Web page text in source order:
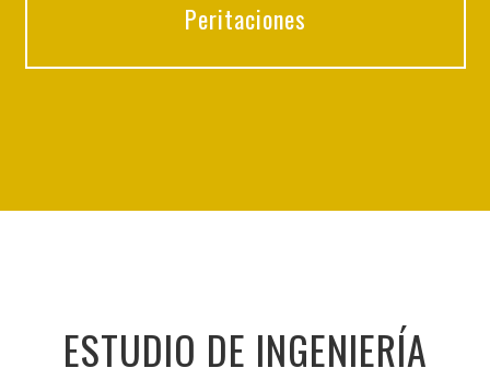
Peritaciones
ESTUDIO DE INGENIERÍA